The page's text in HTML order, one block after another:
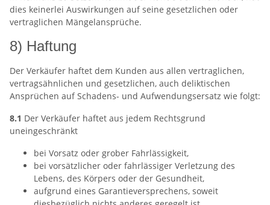
dies keinerlei Auswirkungen auf seine gesetzlichen oder
vertraglichen Mängelansprüche.
8) Haftung
Der Verkäufer haftet dem Kunden aus allen vertraglichen,
vertragsähnlichen und gesetzlichen, auch deliktischen
Ansprüchen auf Schadens- und Aufwendungsersatz wie folgt:
8.1 Der Verkäufer haftet aus jedem Rechtsgrund
uneingeschränkt
bei Vorsatz oder grober Fahrlässigkeit,
bei vorsätzlicher oder fahrlässiger Verletzung des
Lebens, des Körpers oder der Gesundheit,
aufgrund eines Garantieversprechens, soweit